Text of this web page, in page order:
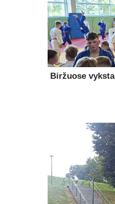
Biržuose